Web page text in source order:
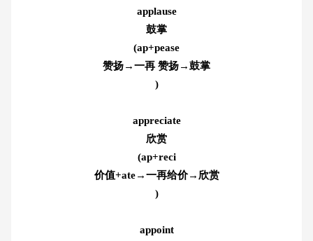
applause
鼓掌
(ap+pease
赞扬→一再 赞扬→鼓掌
)
appreciate
欣赏
(ap+reci
价值+ate→一再给价→欣赏
)
appoint